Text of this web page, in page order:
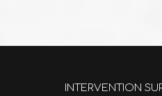
INTERVENTION